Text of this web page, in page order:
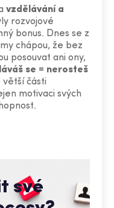
vzdělávání a
rozvojové
bonus. Dnes se z
chápou, že bez
posouvat ani ony,
se = nerosteš
větší části
motivaci svých
své